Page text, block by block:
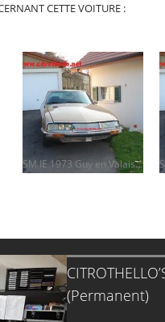
CETTE VOITURE :
SM IE 1973 Guy en Valais. REMONTAGE.
(Permanent)